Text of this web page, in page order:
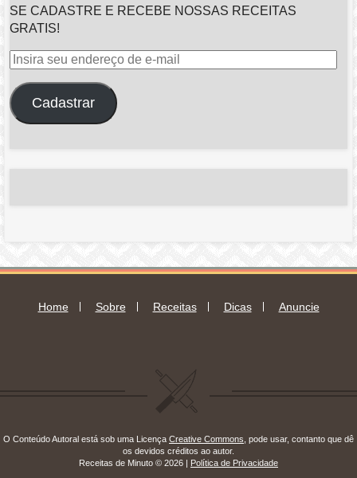
SE CADASTRE E RECEBE NOSSAS RECEITAS
GRATIS!
Insira
endereço
de
Cadastrar
Home Sobre Receitas Dicas Anuncie
O Conteúdo Autoral está sob uma Licença Creative Commons , pode usar, contanto que dê
os devidos créditos ao autor.
Receitas de Minuto © 2026 | Política de Privacidade